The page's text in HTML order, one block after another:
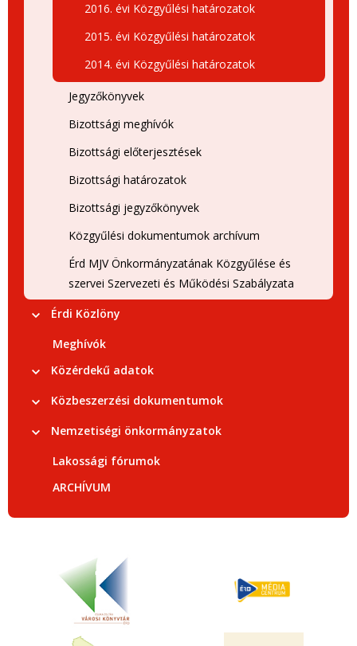
2016. évi Közgyűlési határozatok
2015. évi Közgyűlési határozatok
2014. évi Közgyűlési határozatok
Jegyzőkönyvek
Bizottsági meghívók
Bizottsági előterjesztések
Bizottsági határozatok
Bizottsági jegyzőkönyvek
Közgyűlési dokumentumok archívum
Érd MJV Önkormányzatának Közgyűlése és
szervei Szervezeti és Működési Szabályzata
Érdi Közlöny
Meghívók
Közérdekű adatok
Közbeszerzési dokumentumok
Nemzetiségi önkormányzatok
Lakossági fórumok
ARCHÍVUM